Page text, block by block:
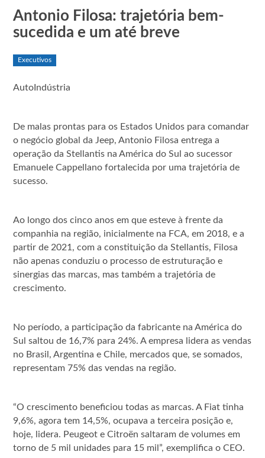
Antonio Filosa: trajetória bem-
sucedida e um até breve
Executivos
AutoIndústria
De malas prontas para os Estados Unidos para comandar
o negócio global da Jeep, Antonio Filosa entrega a
operação da Stellantis na América do Sul ao sucessor
Emanuele Cappellano fortalecida por uma trajetória de
sucesso.
Ao longo dos cinco anos em que esteve à frente da
companhia na região, inicialmente na FCA, em 2018, e a
partir de 2021, com a constituição da Stellantis, Filosa
não apenas conduziu o processo de estruturação e
sinergias das marcas, mas também a trajetória de
crescimento.
No período, a participação da fabricante na América do
Sul saltou de 16,7% para 24%. A empresa lidera as vendas
no Brasil, Argentina e Chile, mercados que, se somados,
representam 75% das vendas na região.
“O crescimento beneficiou todas as marcas. A Fiat tinha
9,6%, agora tem 14,5%, ocupava a terceira posição e,
hoje, lidera. Peugeot e Citroën saltaram de volumes em
torno de 5 mil unidades para 15 mil”, exemplifica o CEO.